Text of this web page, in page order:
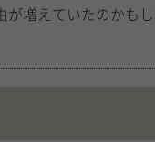
が増えていたのかも